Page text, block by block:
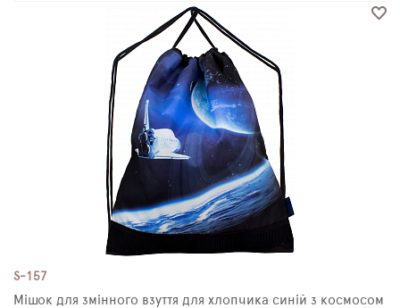
S-157
Мішок для змінного взуття для хлопчика синій з космосом